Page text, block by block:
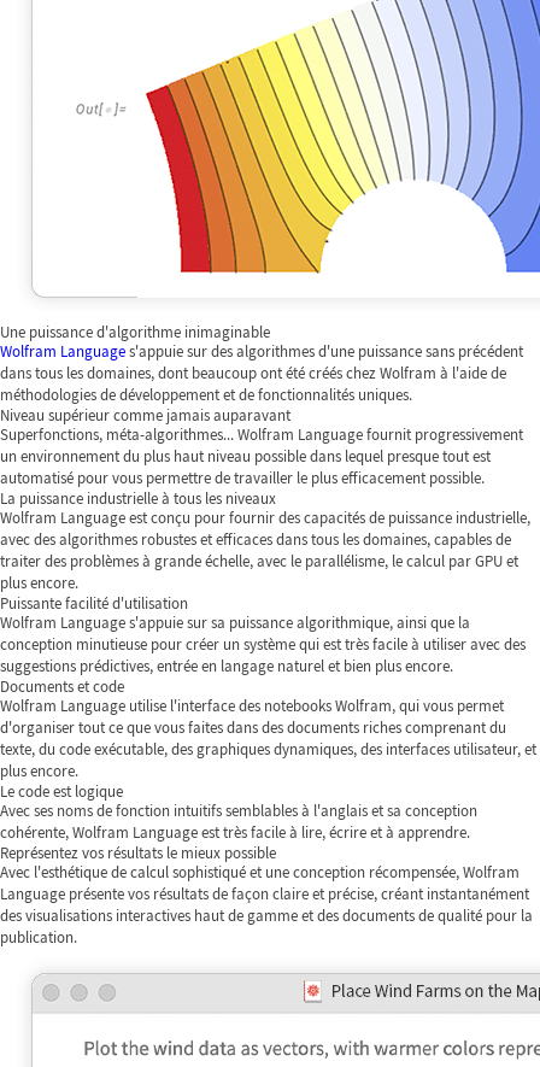
Une puissance d'algorithme inimaginable
Wolfram Languages'appuie sur des algorithmes d'une puissance sans précédent
dans tous les domaines, dont beaucoup ont été créés chez Wolfram à l'aide de
méthodologies de développement et de fonctionnalités uniques.
Niveau supérieur comme jamais auparavant
Superfonctions, méta-algorithmes... Wolfram Language fournit progressivement
un environnement du plus haut niveau possible dans lequel presque tout est
automatisé pour vous permettre de travailler le plus efficacement possible.
La puissance industrielle à tous les niveaux
Wolfram Language est conçu pour fournir des capacités de puissance industrielle,
avec des algorithmes robustes et efficaces dans tous les domaines, capables de
traiter des problèmes à grande échelle, avec le parallélisme, le calcul par GPU et
plus encore.
Puissante facilité d'utilisation
Wolfram Language s'appuie sur sa puissance algorithmique, ainsi que la
conception minutieuse pour créer un système qui est très facile à utiliser avec des
suggestions prédictives, entrée en langage naturel et bien plus encore.
Documents et code
Wolfram Language utilise l'interface des notebooks Wolfram, qui vous permet
d'organiser tout ce que vous faites dans des documents riches comprenant du
texte, du code exécutable, des graphiques dynamiques, des interfaces utilisateur, et
plus encore.
Le code est logique
Avec ses noms de fonction intuitifs semblables à l'anglais et sa conception
cohérente, Wolfram Language est très facile à lire, écrire et à apprendre.
Représentez vos résultats le mieux possible
Avec l'esthétique de calcul sophistiqué et une conception récompensée, Wolfram
Language présente vos résultats de façon claire et précise, créant instantanément
des visualisations interactives haut de gamme et des documents de qualité pour la
publication.